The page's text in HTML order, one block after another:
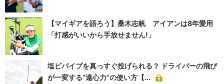
【マイギアを語ろう】桑木志帆 アイアンは8年愛用
「打感がいいから手放せません!」
塩ビパイプを真っすぐ投げられる？ ドライバーの飛び
が一変する“遠心力”の使い方【...